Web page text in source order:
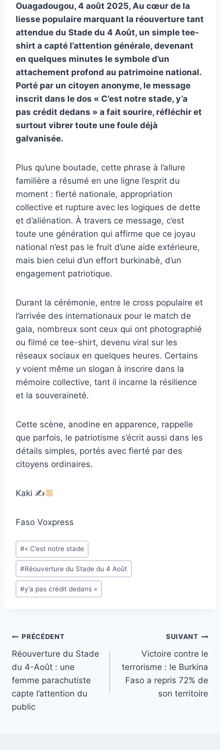
Ouagadougou, 4 août 2025, Au cœur de la
liesse populaire marquant la réouverture tant
attendue du Stade du 4 Août, un simple tee-
shirt a capté l’attention générale, devenant
en quelques minutes le symbole d’un
attachement profond au patrimoine national.
Porté par un citoyen anonyme, le message
inscrit dans le dos « C’est notre stade, y’a
pas crédit dedans » a fait sourire, réfléchir et
surtout vibrer toute une foule déjà
galvanisée.
Plus qu’une boutade, cette phrase à l’allure
familière a résumé en une ligne l’esprit du
moment : fierté nationale, appropriation
collective et rupture avec les logiques de dette
et d’aliénation. À travers ce message, c’est
toute une génération qui affirme que ce joyau
national n’est pas le fruit d’une aide extérieure,
mais bien celui d’un effort burkinabè, d’un
engagement patriotique.
Durant la cérémonie, entre le cross populaire et
l’arrivée des internationaux pour le match de
gala, nombreux sont ceux qui ont photographié
ou filmé ce tee-shirt, devenu viral sur les
réseaux sociaux en quelques heures. Certains
y voient même un slogan à inscrire dans la
mémoire collective, tant il incarne la résilience
et la souveraineté.
Cette scène, anodine en apparence, rappelle
que parfois, le patriotisme s’écrit aussi dans les
détails simples, portés avec fierté par des
citoyens ordinaires.
Kaki ✍
Faso Voxpress
Étiquettes
de
la
publication :
#« C’est notre stade
#Réouverture du Stade du 4 Août
#y’a pas crédit dedans »
Navigation
de
l’article
PRÉCÉDENT
Réouverture du Stade
du 4-Août : une
femme parachutiste
capte l’attention du
public
SUIVANT
Victoire contre le
terrorisme : le Burkina
Faso a repris 72% de
son territoire